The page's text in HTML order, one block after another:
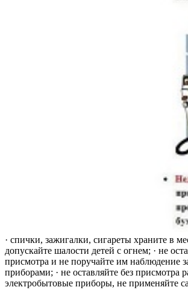
· спички, зажигалки, сигареты храните в
допускайте шалости детей с огнем; · не
присмотра и не поручайте им наблюдение
приборами; · не оставляйте без присмотра
электробытовые приборы, не применяйте